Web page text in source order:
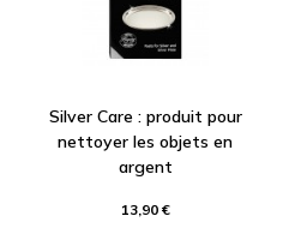
Silver Care : produit pour
nettoyer les objets en
argent
13,90 €